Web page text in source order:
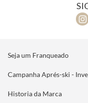
Seja um Franqueado
Campanha Aprés-ski -
Historia da Marca